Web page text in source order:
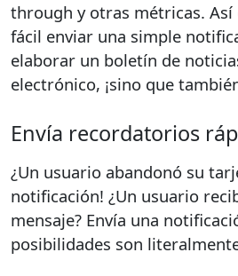
through y otras métricas. Así
fácil enviar una simple
elaborar un boletín de
electrónico, ¡sino que
Envía recordatorios
¿Un usuario abandonó su
notificación! ¿Un usuario
mensaje? Envía una
posibilidades son